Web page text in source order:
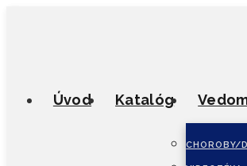
Úvod Katalóg
CHOROBY/